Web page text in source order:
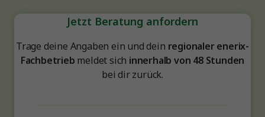
Jetzt Beratung anfordern
Trage deine Angaben ein und dein regionaler enerix-
Fachbetrieb meldet sich innerhalb von 48 Stunden
bei dir zurück.